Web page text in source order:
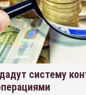
систему